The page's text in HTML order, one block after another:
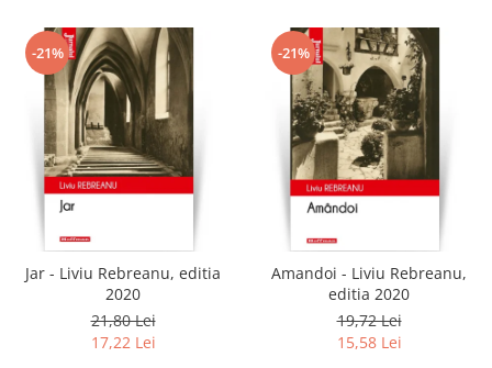
-21%
Jar - Liviu Rebreanu, editia
2020
21,80 Lei
17,22 Lei
-21%
Amandoi - Liviu Rebreanu,
editia 2020
19,72 Lei
15,58 Lei